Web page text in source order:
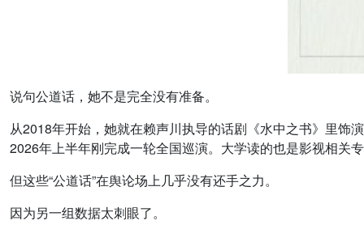
说句公道话，她不是完全没有准备。
从2018年开始，她就在赖声川执导的话剧《水中之书》里饰
2026年上半年刚完成一轮全国巡演。大学读的也是影视相关
但这些“公道话”在舆论场上几乎没有还手之力。
因为另一组数据太刺眼了。